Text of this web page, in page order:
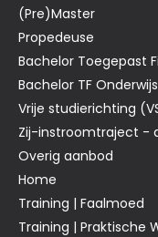
(Pre)Master
Propedeuse
Bachelor Toegepast
Bachelor TF
Vrije studierichting
Zij-instroomtraject -
Overig aanbod
Home
Training | Faalmoed
Training | Praktische